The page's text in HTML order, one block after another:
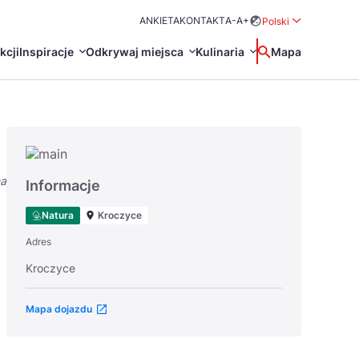
ANKIETAKONTAKTA-A+
Polski
Inspiracje
Certyfikaty POT
Odkrywaj miejsca
Turystyczne
Kulinaria
Restauracje Michelin
Wyszukaj
Mapa
Informacje
Natura Kroczyce
Adres
Kroczyce
Mapa dojazdu